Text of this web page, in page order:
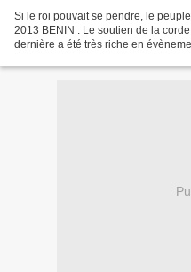
Si le roi pouvait se pendre, le
2013 BENIN : Le soutien de la
dernière a été très riche en